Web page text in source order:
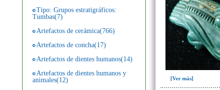
Tipo: Grupos estratigráficos:
Tumbas(7)
Artefactos de cerámica(766)
Artefactos de concha(17)
Artefactos de dientes humanos(14)
Artefactos de dientes humanos y
animales(12)
[Ver más]